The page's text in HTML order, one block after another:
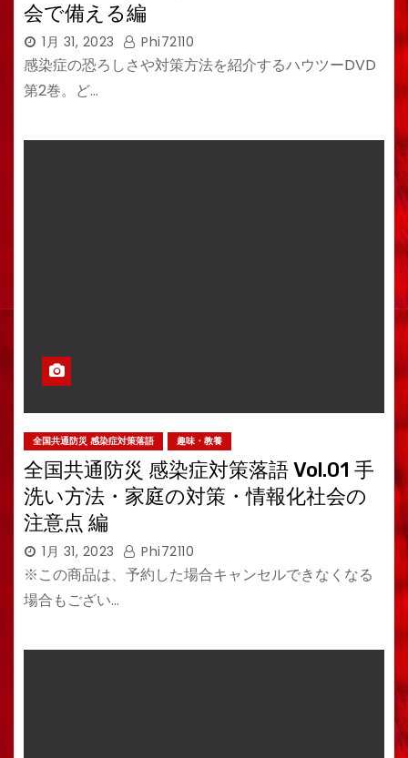
会で備える編
1月 31, 2023 Phi72110
感染症の恐ろしさや対策方法を紹介するハウツーDVD
第2巻。ど…
全国共通防災 感染症対策落語 趣味・教養
全国共通防災 感染症対策落語 Vol.01 手
洗い方法・家庭の対策・情報化社会の
注意点 編
1月 31, 2023 Phi72110
※この商品は、予約した場合キャンセルできなくなる
場合もござい…